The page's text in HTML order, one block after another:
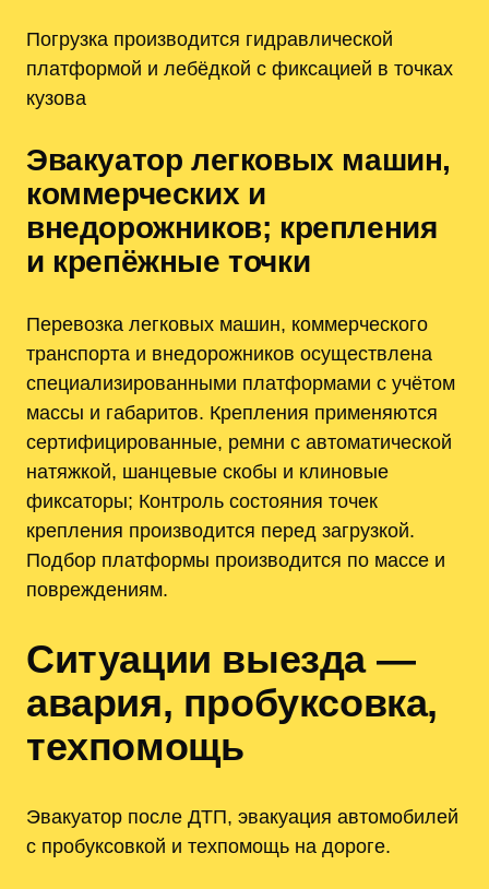
Погрузка производится гидравлической
платформой и лебёдкой с фиксацией в точках
кузова
Эвакуатор легковых машин,
коммерческих и
внедорожников; крепления
и крепёжные точки
Перевозка легковых машин, коммерческого
транспорта и внедорожников осуществлена
специализированными платформами с учётом
массы и габаритов. Крепления применяются
сертифицированные, ремни с автоматической
натяжкой, шанцевые скобы и клиновые
фиксаторы; Контроль состояния точек
крепления производится перед загрузкой.
Подбор платформы производится по массе и
повреждениям.
Ситуации выезда —
авария, пробуксовка,
техпомощь
Эвакуатор после ДТП, эвакуация автомобилей
с пробуксовкой и техпомощь на дороге.